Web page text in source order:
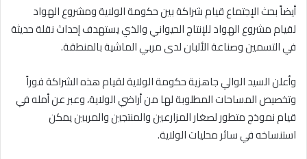
أيضاً بحث الإجتماع قيام شراكة بين حكومة الولاية ومشروع الهواد
لقيام مشروع الهواد للإنتاج الحيواني والذي يستهدف إحداث نقلة حديثة
في التسمين وصناعة الألبان لدى مربي الماشية بالمنطقة.
وأعلن السيد الوالي جاهزية حكومة الولاية لقيام هذه الشراكة فوراً
وتخصيص المساحات المطلوبة لها من أراضي الولاية، وعبر عن أمله في
قيام نموذج متطور لصغار المزارعين والمنتجين والمربين يمكن
استنساخه في سائر محليات الولاية.